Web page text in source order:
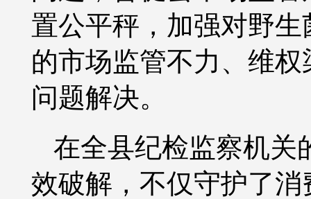
置公平秤，加强对野
的市场监管不力、维
问题解决。
在全县纪检监察机关
效破解，不仅守护了消